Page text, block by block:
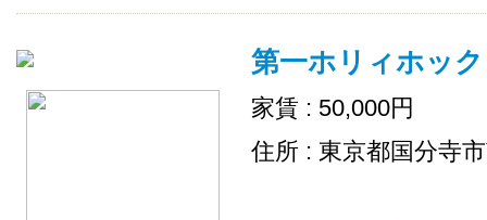
住まい可能。女子学生会館ですが
なく、自分のことは自分でする、
ベート空間の提供をしております
会やイベントは今のところ予定は
第一ホリィホック
家賃 : 50,000円
住所 : 東京都国分寺